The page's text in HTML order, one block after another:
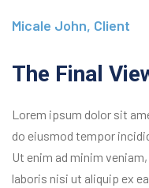
Micale John, Client
The Final
Lorem ipsum dolor sit
do eiusmod tempor
Ut enim ad minim
laboris nisi ut aliquip ex